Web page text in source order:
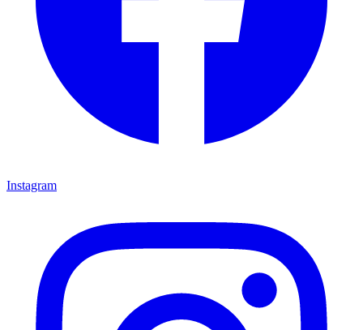
Instagram